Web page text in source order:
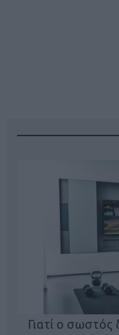
Γιατί ο σωστός